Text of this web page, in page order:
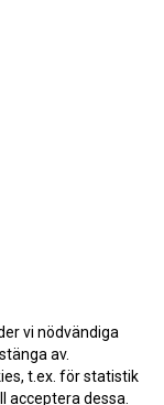
vi nödvändiga
av.
t.ex. för statistik
acceptera dessa.